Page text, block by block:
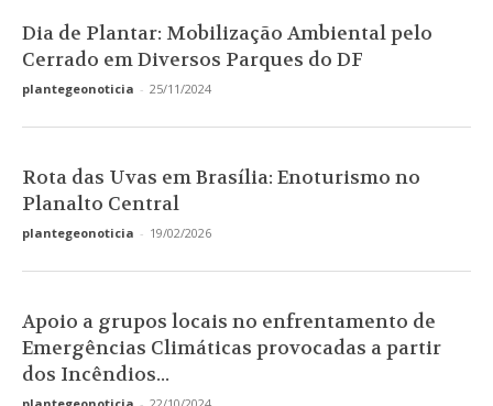
Dia de Plantar: Mobilização Ambiental pelo
Cerrado em Diversos Parques do DF
plantegeonoticia - 25/11/2024
Rota das Uvas em Brasília: Enoturismo no
Planalto Central
plantegeonoticia - 19/02/2026
Apoio a grupos locais no enfrentamento de
Emergências Climáticas provocadas a partir
dos Incêndios...